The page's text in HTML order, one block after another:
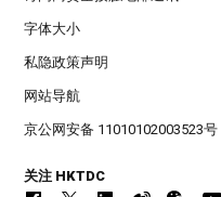
字体大小
私隐政策声明
网站导航
京公网安备 11010102003523号
关注 HKTDC